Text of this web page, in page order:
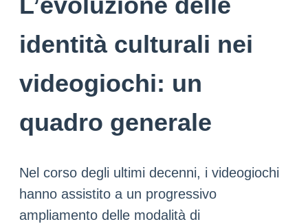
identità culturali nei
videogiochi: un
quadro generale
Nel corso degli ultimi decenni, i videogiochi
hanno assistito a un progressivo
ampliamento delle modalità di